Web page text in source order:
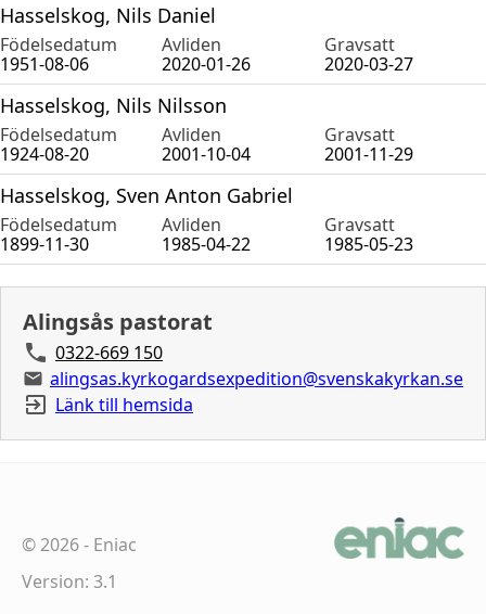
Hasselskog, Nils Daniel
Födelsedatum Avliden
Gravsatt
1951-08-06
2020-01-26 2020-03-27
Hasselskog, Nils Nilsson
Födelsedatum Avliden
Gravsatt
1924-08-20
2001-10-04 2001-11-29
Hasselskog, Sven Anton Gabriel
Födelsedatum Avliden
Gravsatt
1899-11-30
1985-04-22 1985-05-23
Alingsås pastorat
0322-669 150
alingsas.kyrkogardsexpedition@svenskakyrkan.se
Länk till hemsida
©2026- Eniac
Version: 3.1